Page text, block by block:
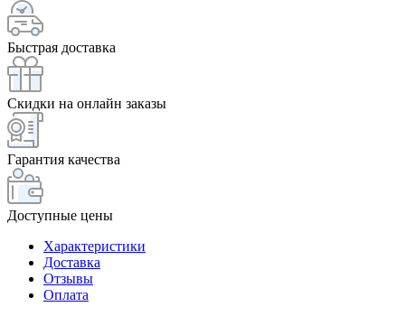
Быстрая доставка
Скидки на онлайн заказы
Гарантия качества
Доступные цены
Характеристики
Доставка
Отзывы
Оплата